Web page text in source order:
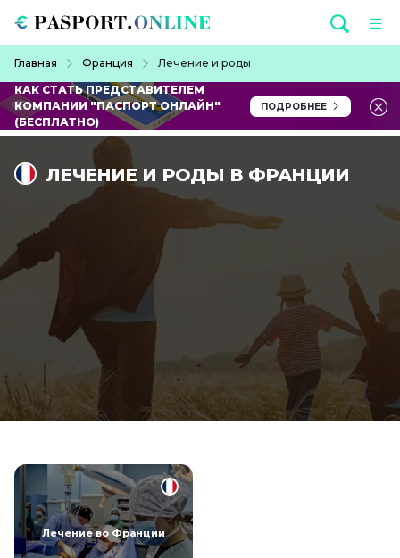
Главная Франция
Лечение и роды
КАК СТАТЬ ПРЕДСТАВИТЕЛЕМ
КОМПАНИИ "ПАСПОРТ ОНЛАЙН"
(БЕСПЛАТНО)
ПОДРОБНЕЕ
ЛЕЧЕНИЕ И РОДЫ В ФРАНЦИИ
Лечение во Франции